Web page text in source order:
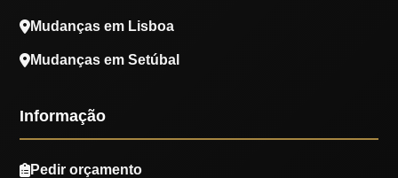
Mudanças em Lisboa
Mudanças em Setúbal
Informação
Pedir orçamento